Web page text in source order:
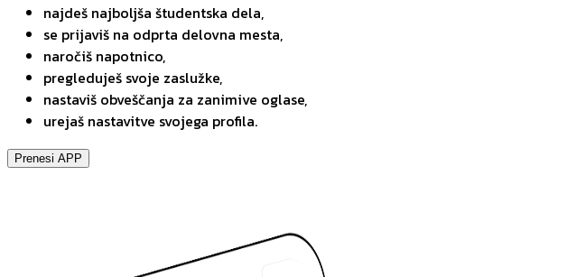
najdeš najboljša študentska dela,
se prijaviš na odprta delovna mesta,
naročiš napotnico,
pregleduješ svoje zaslužke,
nastaviš obveščanja za zanimive oglase,
urejaš nastavitve svojega profila.
Prenesi APP